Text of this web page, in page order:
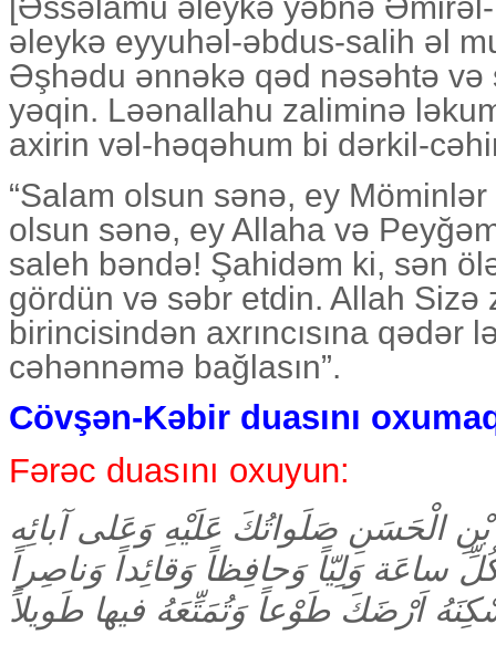
əleykə eyyuhəl-əbdus-salih əl
Əşhədu ənnəkə qəd nəsəhtə və
yəqin. Ləənallahu zaliminə
axirin vəl-həqəhum bi dərkil-
“Salam olsun sənə, ey
olsun sənə, ey Allaha və
saleh bəndə! Şahidəm ki, sən
gördün və səbr etdin. Allah Sizə
birincisindən axrıncısına qədər
cəhənnəmə bağlasın”.
Cövşən-Kəbir duasını
Fərəc duasını oxuyun:
بْنِ الْحَسَنِ صَلَواتُكَ عَلَيْهِ وَعَلى آبائِه
ساعَة وَلِيّاً وَحافِظاً وَقائِداً وَناصِراً
اَرْضَكَ طَوْعاً وَتُمَتِّعَهُ فيها طَويلاً